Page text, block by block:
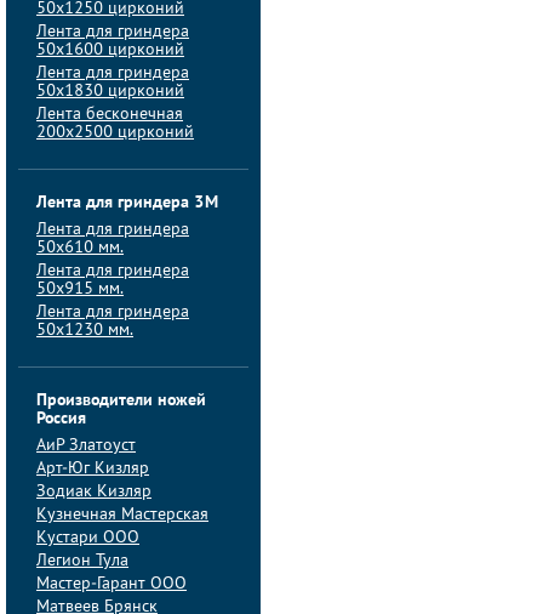
50х1250 цирконий
Лента для гриндера
50х1600 цирконий
Лента для гриндера
50x1830 цирконий
Лента бесконечная
200х2500 цирконий
Лента для гриндера 3M
Лента для гриндера
50x610 мм.
Лента для гриндера
50x915 мм.
Лента для гриндера
50x1230 мм.
Производители ножей
Россия
АиP Златоуст
Арт-Юг Кизляр
Зодиак Кизляр
Кузнечная Мастерская
Кустари ООО
Легион Тула
Мастер-Гарант ООО
Матвеев Брянск